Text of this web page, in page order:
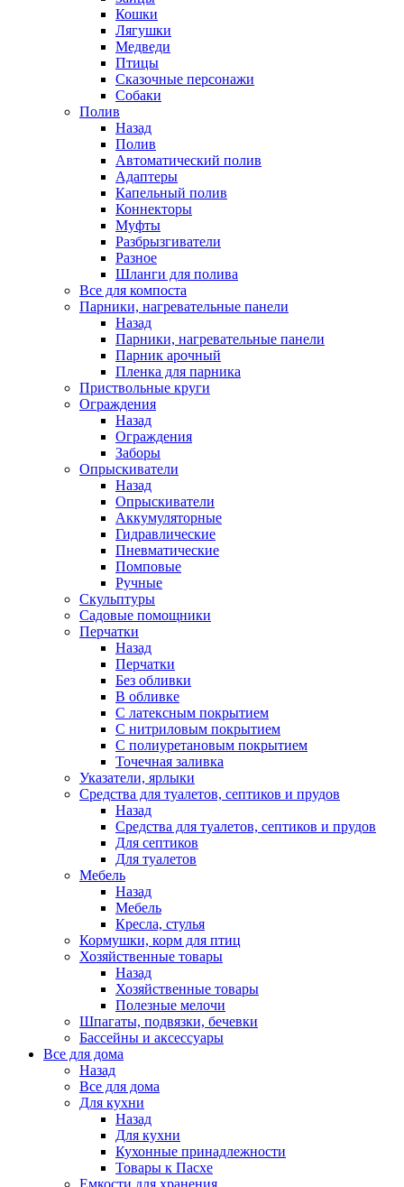
Кошки
Лягушки
Медведи
Птицы
Сказочные персонажи
Собаки
Полив
Назад
Полив
Автоматический полив
Адаптеры
Капельный полив
Коннекторы
Муфты
Разбрызгиватели
Разное
Шланги для полива
Все для компоста
Парники, нагревательные панели
Назад
Парники, нагревательные панели
Парник арочный
Пленка для парника
Приствольные круги
Ограждения
Назад
Ограждения
Заборы
Опрыскиватели
Назад
Опрыскиватели
Аккумуляторные
Гидравлические
Пневматические
Помповые
Ручные
Скульптуры
Садовые помощники
Перчатки
Назад
Перчатки
Без обливки
В обливке
С латексным покрытием
С нитриловым покрытием
С полиуретановым покрытием
Точечная заливка
Указатели, ярлыки
Средства для туалетов, септиков и прудов
Назад
Средства для туалетов, септиков и прудов
Для септиков
Для туалетов
Мебель
Назад
Мебель
Кресла, стулья
Кормушки, корм для птиц
Хозяйственные товары
Назад
Хозяйственные товары
Полезные мелочи
Шпагаты, подвязки, бечевки
Бассейны и аксессуары
Все для дома
Назад
Все для дома
Для кухни
Назад
Для кухни
Кухонные принадлежности
Товары к Пасхе
Емкости для хранения